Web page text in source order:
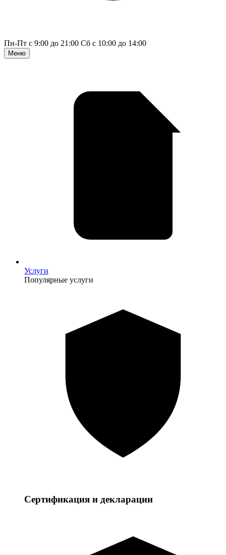
Пн-Пт с 9:00 до 21:00 Сб с 10:00 до 14:00
Меню
Услуги
Популярные услуги
Сертификация и декларации